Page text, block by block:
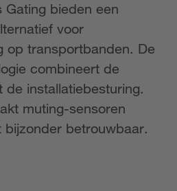
bieden een
voor
op transportbanden. De
combineert de
installatiebesturing.
muting-sensoren
betrouwbaar.